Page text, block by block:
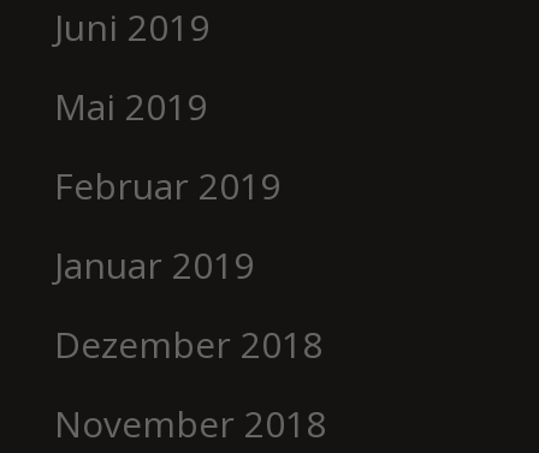
Juni 2019
Mai 2019
Februar 2019
Januar 2019
Dezember 2018
November 2018